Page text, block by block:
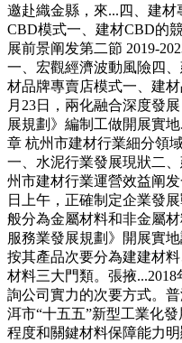
邀赴織金縣，來...四、建
CBD模式一、建材CBD的
展前景阐发第二節 2019-
一、宏觀經濟波動風險四
材品牌專賣店模式一、建
月23日，兩化融合深度發
展規劃》編制工做開展實
章 杭州市建材行業細分領
一、水泥行業發展現狀二
州市建材行業運營效益阐
日上午，正確制定企業發
般分為金屬材料和非金屬
服務業發展規劃》開展實
按其產品次要分為建建材
材料三大門類。張掖
詢公司實力的次要方式。
洱市“十五五”新型工業化
程度和關鍵材料保障能力